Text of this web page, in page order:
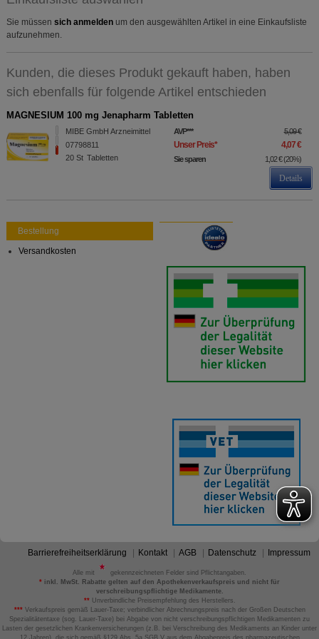
unserer Website sammeln, mit deren Hilfe wir unsere
Website weiter für Sie optimieren können, den Inhalt
auf unserer Website aber auch die Werbung auf
Drittseiten möglichst relevant für Sie zu gestalten.
Bitte beachten Sie, dass Daten hierfür teilweise an
Dritte wie z.B. Google oder soziale Medien
Sie müssen sich anmelden um den ausgewählten Artikel in eine Einkaufsliste
aufzunehmen.
Kunden, die dieses Produkt gekauft haben, haben
sich ebenfalls für folgende Artikel entschieden
MAGNESIUM 100 mg Jenapharm Tabletten
MIBE GmbH Arzneimittel
07798811
20 St Tabletten
AVP*** 5,09 €
Unser Preis* 4,07 €
Sie sparen 1,02 € (20%)
Details
Bestellung
Versandkosten
Barrierefreiheitserklärung Kontakt AGB Datenschutz Impressum
Alle mit
gekennzeichneten Felder sind Pflichtangaben.
* inkl. MwSt. Rabatte gelten auf den Apothekenverkaufspreis und nicht für
verschreibungspflichtige Medikamente.
**Unverbindliche Preisempfehlung des Herstellers.
***Verkaufspreis gemäß Lauer-Taxe; verbindlicher Abrechnungspreis nach der Großen Deutschen
Spezialitätentaxe (sog. Lauer-Taxe) bei Abgabe von nicht verschreibungspflichtigen Medikamenten zu
Lasten der gesetzlichen Krankenversicherungen (z.B. bei Verschreibung des Medikaments an Kinder unter
12 Jahren), die sich gemäß §129 Abs. 5a SGB V aus dem Abgabepreis des pharmazeutischen